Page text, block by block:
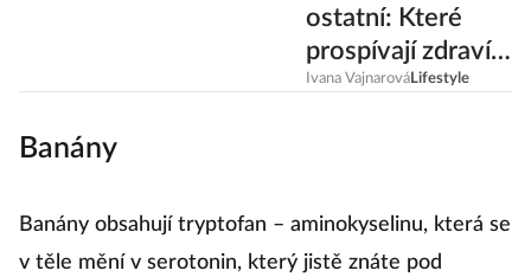
ostatní: Které
prospívají zdraví a
které jíst při
Ivana VajnarováLifestyle
Banány
Banány obsahují tryptofan – aminokyselinu, která se
v těle mění v serotonin, který jistě znáte pod